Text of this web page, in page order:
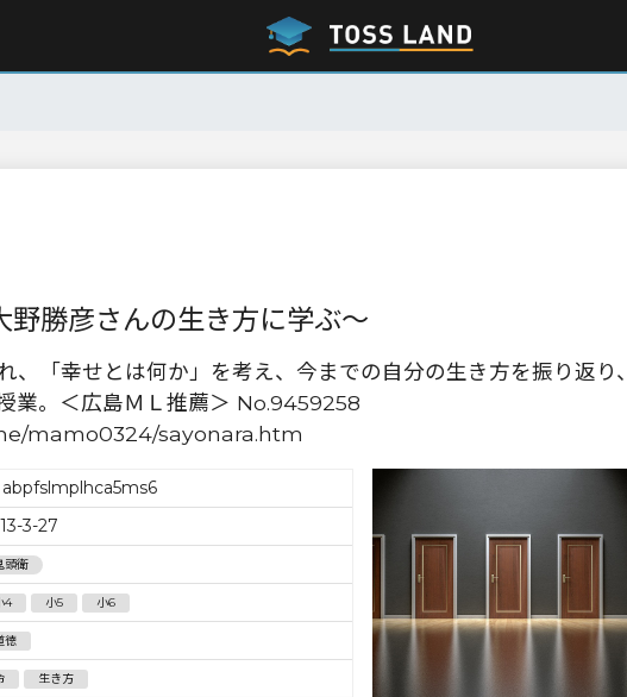
野勝彦さんの生き方に学ぶ〜
、「幸せとは何か」を考え、今までの自分の生き方を振り返り、
業。＜広島ＭＬ推薦＞ No.9459258
mamo0324/sayonara.htm
abpfslmplhca5ms6
3-27
頭衛
4 小5 小6
徳
生き方